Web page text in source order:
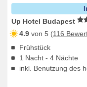
Up Hotel Budapest
4.9 von 5 (116
Frühstück
1 Nacht - 4 Nächte
inkl. Benutzung des